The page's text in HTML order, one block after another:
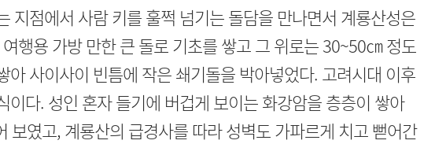
지점에서 사람 키를 훌쩍 넘기는 돌담을 만나면서 계룡산성은
행용 가방 만한 큰 돌로 기초를 쌓고 그 위로는 30~50㎝ 정도
아 사이사이 빈틈에 작은 쇄기돌을 박아넣었다. 고려시대 이후
이다. 성인 혼자 들기에 버겁게 보이는 화강암을 층층이 쌓아
보였고, 계룡산의 급경사를 따라 성벽도 가파르게 치고 뻗어간